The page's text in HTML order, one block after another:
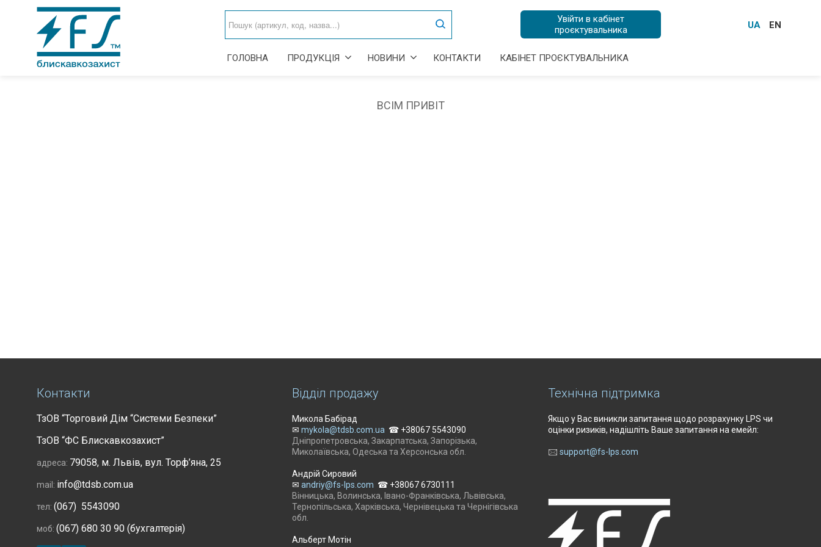
Увійти в кабінет
проєктувальника
UA EN
ГОЛОВНА ПРОДУКЦІЯ НОВИНИ КОНТАКТИ КАБІНЕТ ПРОЄКТУВАЛЬНИКА
ВСІМ ПРИВІТ
Контакти
ТзОВ “Торговий Дім “Системи Безпеки”
ТзОВ “ФС Блискавкозахист”
адреса: 79058, м. Львів, вул. Торф’яна, 25
mail: info@tdsb.com.ua
тел: (067) 5543090
моб: (067) 680 30 90 (бухгалтерія)
Відділ продажу
Микола Бабірад
✉mykola@tdsb.com.ua ☎ +38067 5543090
Дніпропетровська, Закарпатська, Запорізька,
Миколаївська, Одеська та Херсонська обл.
Андрій Сировий
✉andriy@fs-lps.com ☎ +38067 6730111
Вінницька, Волинська, Івано-Франківська, Львівська,
Тернопільська, Харківська, Чернівецька та Чернігівська
обл.
Альберт Мотін
Технічна підтримка
Якщо у Вас виникли запитання щодо розрахунку LPS чи
оцінки ризиків, надішліть Ваше запитання на емейл:
🖂 support@fs-lps.com